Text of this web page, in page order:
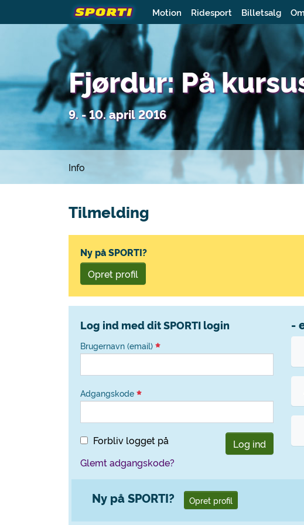
Motion Ridesport Billetsalg
Fjørdur: På
9. - 10. april 2016
Info
Tilmelding
Ny på SPORTI?
Opret profil
Log ind med dit SPORTI login
Brugernavn (email)
Adgangskode
Forbliv logget på
Log ind
Glemt adgangskode?
-
Ny på SPORTI? Opret profil